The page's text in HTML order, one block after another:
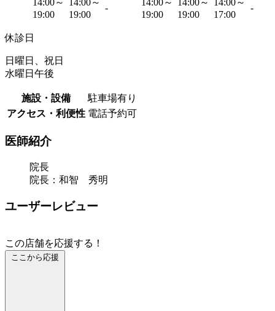
19:00
19:00
-
19:00
19:00
17:00
-
休診日
日曜日、祝日
水曜日午後
施設・設備
駐車場有り
アクセス・利便性 電話予約可
医師紹介
院長
院長：和智 秀明
ユーザーレビュー
この店舗を応援する！
ここから応援